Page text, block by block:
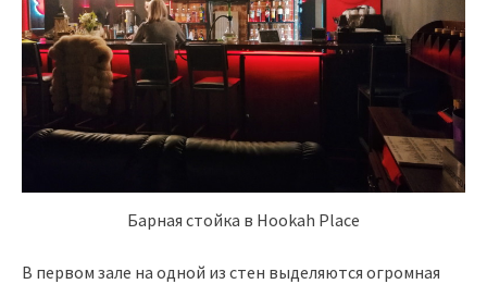
Барная стойка в Hookah Place
В первом зале на одной из стен выделяются огромная